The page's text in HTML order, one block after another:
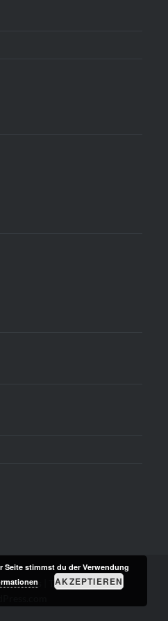
Theme: Dyad von
Seite stimmst du der Verwendung
AKZEPTIEREN